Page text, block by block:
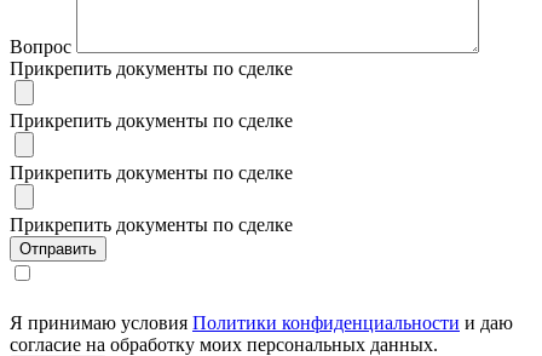
Вопрос
Прикрепить документы по сделке
Прикрепить документы по сделке
Прикрепить документы по сделке
Прикрепить документы по сделке
Я принимаю условия Политики конфиденциальности и даю
согласие на обработку моих персональных данных.